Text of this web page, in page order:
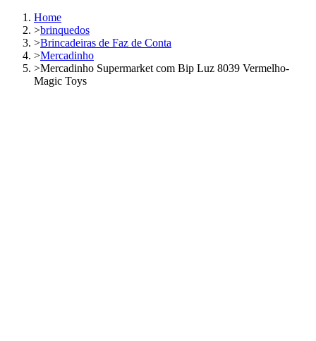
Home
>brinquedos
>Brincadeiras de Faz de Conta
>Mercadinho
>Mercadinho Supermarket com Bip Luz 8039 Vermelho-
Magic Toys